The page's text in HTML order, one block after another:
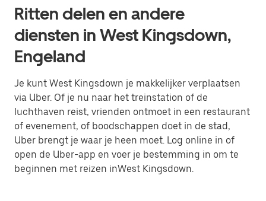
Ritten delen en andere
diensten in West Kingsdown,
Engeland
Je kunt West Kingsdown je makkelijker verplaatsen
via Uber. Of je nu naar het treinstation of de
luchthaven reist, vrienden ontmoet in een restaurant
of evenement, of boodschappen doet in de stad,
Uber brengt je waar je heen moet. Log online in of
open de Uber-app en voer je bestemming in om te
beginnen met reizen inWest Kingsdown.